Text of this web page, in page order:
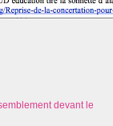
devant le